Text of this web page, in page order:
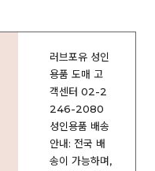
러브포유 성인
용품 도매 고
객센터 02-2
246-2080
성인용품 배송
안내: 전국 배
송이 가능하며,